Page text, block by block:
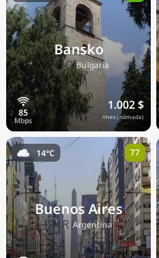
Bansko
🇧🇬Bulgaria
1.002 $
/mes (nómada)
Buenos Aires
🇦🇷Argentina
14°C 77